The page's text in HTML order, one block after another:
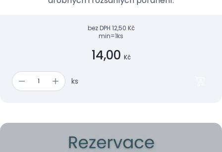
bez DPH 12,50 Kč
min=1ks
14,00 Kč
ks